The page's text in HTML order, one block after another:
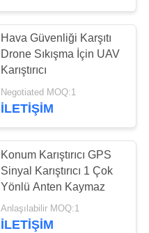
Hava Güvenliği Karşıtı
Drone Sıkışma İçin UAV
Karıştırıcı
Negotiated MOQ:1
İLETIŞIM
Konum Karıştırıcı GPS
Sinyal Karıştırıcı 1 Çok
Yönlü Anten Kaymaz
Anlaşılabilir MOQ:1
İLETIŞIM